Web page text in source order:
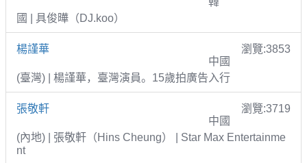
國 | 具俊曄（DJ.koo）
楊謹華
瀏覽:3853
中國
(臺灣) | 楊謹華，臺灣演員。15歲拍廣告入行
張敬軒
瀏覽:3719
中國
(內地) | 張敬軒（Hins Cheung） | Star Max Entertainme
nt